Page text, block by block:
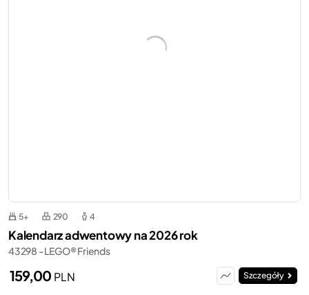
5+ 290 4
Kalendarz adwentowy na 2026 rok
43298 - LEGO® Friends
159,00 PLN Szczegóły